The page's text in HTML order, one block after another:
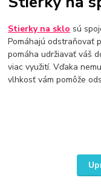
Stierky na sklo sú
Pomáhajú odstraňovať
pomáha udržiavať váš
viac využití. Vďaka
vlhkosť vám pomôže